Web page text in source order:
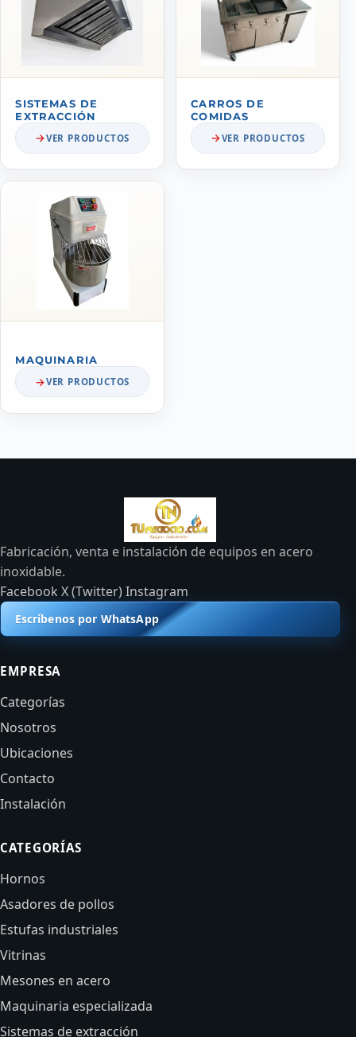
SISTEMAS DE
EXTRACCIÓN
VER PRODUCTOS
CARROS DE
COMIDAS
VER PRODUCTOS
MAQUINARIA
VER PRODUCTOS
Fabricación, venta e instalación de equipos en acero
inoxidable.
FacebookX (Twitter)Instagram
Escríbenos por WhatsApp
EMPRESA
Categorías
Nosotros
Ubicaciones
Contacto
Instalación
CATEGORÍAS
Hornos
Asadores de pollos
Estufas industriales
Vitrinas
Mesones en acero
Maquinaria especializada
Sistemas de extracción